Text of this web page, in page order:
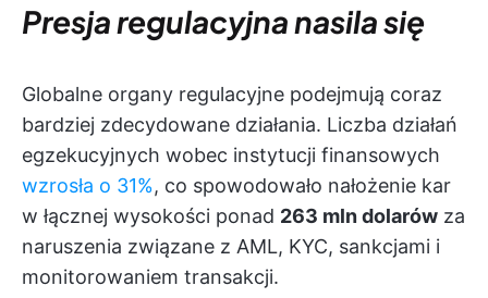
Presja regulacyjna nasila się
Globalne organy regulacyjne podejmują coraz
bardziej zdecydowane działania. Liczba działań
egzekucyjnych wobec instytucji finansowych
wzrosła o 31%, co spowodowało nałożenie kar
w łącznej wysokości ponad 263 mln dolarów za
naruszenia związane z AML, KYC, sankcjami i
monitorowaniem transakcji.